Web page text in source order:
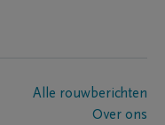
Alle rouwberichten
Over ons